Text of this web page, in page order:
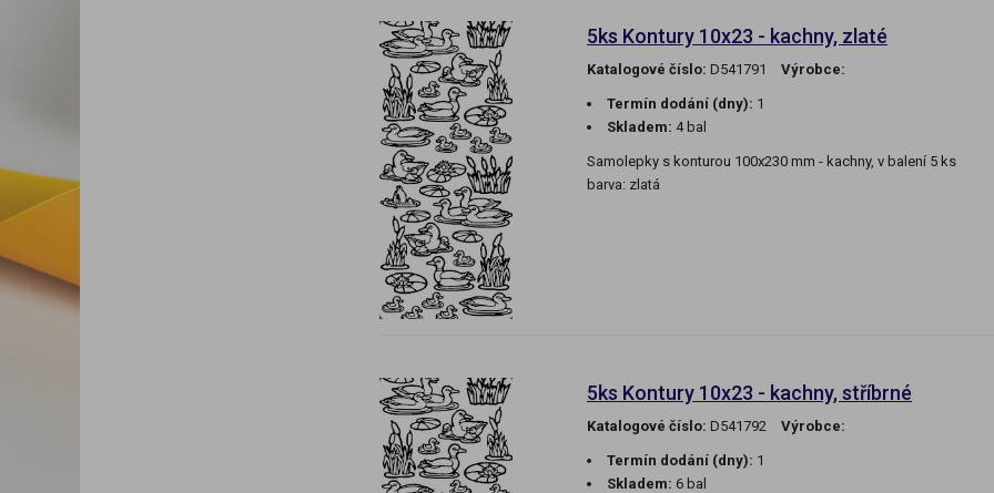
5ks Kontury 10x23 - kachny, zlaté
Katalogové číslo: D541791 Výrobce:
Termín dodání (dny): 1
Skladem: 4 bal
Samolepky s konturou 100x230 mm - kachny, v balení 5 ks
barva: zlatá
5ks Kontury 10x23 - kachny, stříbrné
Katalogové číslo: D541792 Výrobce:
Termín dodání (dny): 1
Skladem: 6 bal